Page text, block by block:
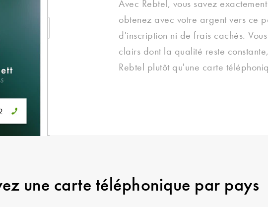
Avec Rebtel, vous savez
obtenez avec votre argent vers ce
d'inscription ni de frais cachés.
clairs dont la qualité reste
Rebtel plutôt qu'une carte
une carte téléphonique par pays